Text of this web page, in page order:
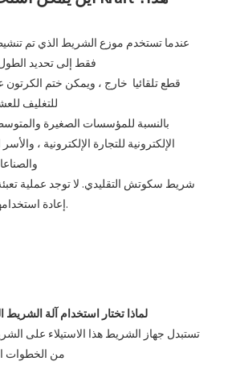
عندما تستخدم موزع الشريط الذي تم
قطع تلقائيا خارج ، ويمكن ختم الكرتون
بالنسبة للمؤسسات الصغيرة
الإلكترونية للتجارة الإلكترونية ،
شريط سكوتش التقليدي. لا توجد عملية
إعادة استخدامها أيضًا في محطة التعبئة.
1. لماذا تختار استخدام آلة
تستبدل جهاز الشريط هذا الاستيلاء على